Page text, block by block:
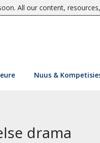
All our content,
Nuus &
drama